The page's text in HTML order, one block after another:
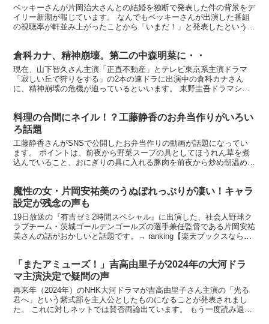
ベッキーさんが片岡治大さんとの結婚を独断で発表した件の背景をデ
イリー新潮が報じています。 なんでもベッキーさんが出演した番組
の視聴率が軒並み上がったことから「いまだ！」と発表したというこ
倉科カナ、精神崩壊。第二の中森明菜に・・
現在、山下智久さん主演「正直不動産」とテレビ東京系主演ドラマ
「寂しい丘で狩りをする」の2本の連ドラに出演中の倉科カナさん
に、精神崩壊の危機が迫っているといいます。 東野圭吾ドラマシリ
料理の合間にネイル！？工藤静香のお弁当作りがいろい
ろ話題
工藤静香さんがSNSで公開したお弁当作りの動画が話題になってい
ます。 ポイントは、前夜から野菜スープの具としてほうれん草を煮
込んでいること、おにぎりの具に入れる豚肉を前夜から炒め朝温め直
魔性の女・片岡安祐美のうぬぼれっぷりが凄い！キャラ
設定が残念の声も
19日放送の『有吉ゼミ2時間スペシャル』に出演した、社会人野球ク
ラブチーム・茨城ゴールデンゴールズの選手兼任監督である片岡安祐
美さんの話がおかしいと話題です。→ ranking【楽天ブックスならい
「またアミューズ！」吉高由里子が2024年の大河ドラ
マ主演決定で疑問の声
再来年（2024年）のNHK大河ドラマが吉高由里子さん主演の「光る
君へ」という紫式部を主人公としたものになることが発表されまし
た。 これに対しネットでは賛否両論出ています。 もう一度読み返し